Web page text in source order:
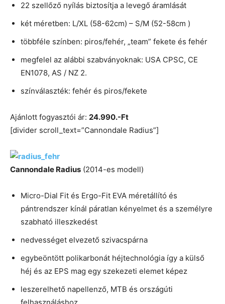
22 szellőző nyílás biztosítja a levegő áramlását
két méretben: L/XL (58-62cm) – S/M (52-58cm )
többféle színben: piros/fehér, „team” fekete és fehér
megfelel az alábbi szabványoknak: USA CPSC, CE
EN1078, AS / NZ 2.
színválaszték: fehér és piros/fekete
Ajánlott fogyasztói ár: 24.990.-Ft
[divider scroll_text=”Cannondale Radius”]
Cannondale Radius (2014-es modell)
Micro-Dial Fit és Ergo-Fit EVA méretállító és
pántrendszer kínál páratlan kényelmet és a személyre
szabható illeszkedést
nedvességet elvezető szivacspárna
egybeöntött polikarbonát héjtechnológia így a külső
héj és az EPS mag egy szekezeti elemet képez
leszerelhető napellenző, MTB és országúti